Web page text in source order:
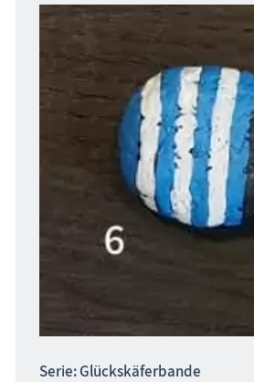
Freizeit
Wissenswertes
Veranstaltungen
Serie: Glückskäferbande